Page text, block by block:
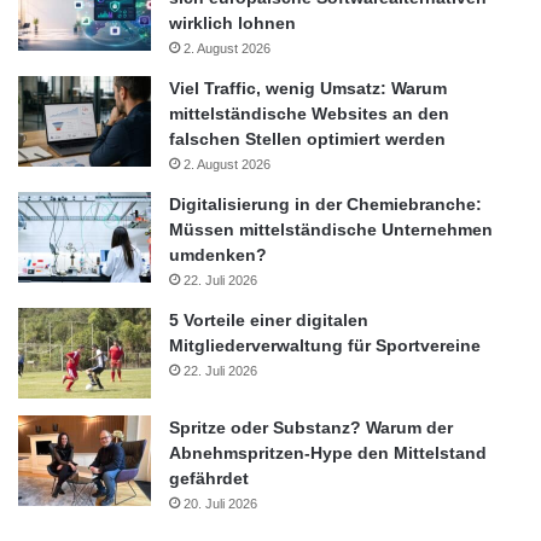
Mitarbeitern genau diese Möglichkeiten zu geben. „Wir haben
seit nunmehr 20 Jahren das Ohr ganz nah am Arbeitsmarkt und
unserer Kunden ein. Unser variables Geschäftsmodell ist nicht
Teil eines kurzfristigen Hypes, sondern ein nachhaltiger und
seriöser Bestandteil der Arbeitswelt des 21. Jahrhunderts!“
Quelle: Satellite Office Presse Team
Gordon-Gekko-Modell HR-Manager
Konzern
Work-Life-Balance
wirklich lohnen
2. August 2026
Viel Traffic, wenig Umsatz: Warum
mittelständische Websites an den
falschen Stellen optimiert werden
2. August 2026
Digitalisierung in der Chemiebranche:
Müssen mittelständische Unternehmen
umdenken?
22. Juli 2026
5 Vorteile einer digitalen
Mitgliederverwaltung für Sportvereine
22. Juli 2026
Spritze oder Substanz? Warum der
Abnehmspritzen-Hype den Mittelstand
gefährdet
20. Juli 2026